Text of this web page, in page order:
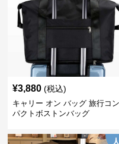
¥3,880 (税込)
キャリー オン バッグ 旅行コン
パクトボストンバッグ